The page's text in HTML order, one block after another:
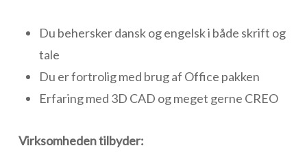
Du behersker dansk og engelsk i både skrift og
tale
Du er fortrolig med brug af Office pakken
Erfaring med 3D CAD og meget gerne CREO
Virksomheden tilbyder: